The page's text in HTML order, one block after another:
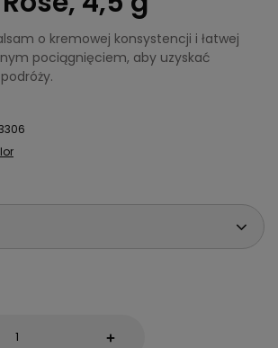
o kremowej konsystencji i łatwej
pociągnięciem, aby uzyskać
+